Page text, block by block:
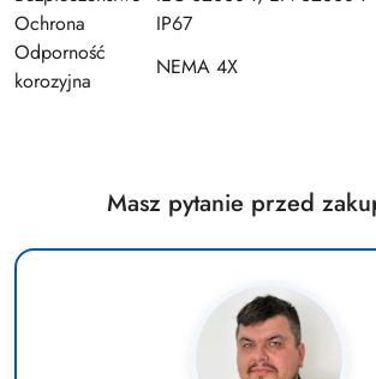
Ochrona
IP67
Odporność
korozyjna
NEMA 4X
Masz pytanie przed